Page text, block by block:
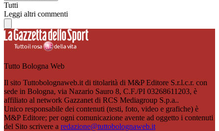
Tutti
Leggi altri commenti
Tutto Bologna Web
Il sito Tuttobolognaweb.it di titolarità di M&P Editore S.r.l.c.r. con
sede in Bologna, via Nazario Sauro 8, C.F./PI 03268611203, è
affiliato al network Gazzanet di RCS Mediagroup S.p.a..
Unico responsabile dei contenuti (testi, foto, video e grafiche) è
M&P Editore; per ogni comunicazione avente ad oggetto i contenuti
del Sito scrivere a redazione@tuttobolognaweb.it